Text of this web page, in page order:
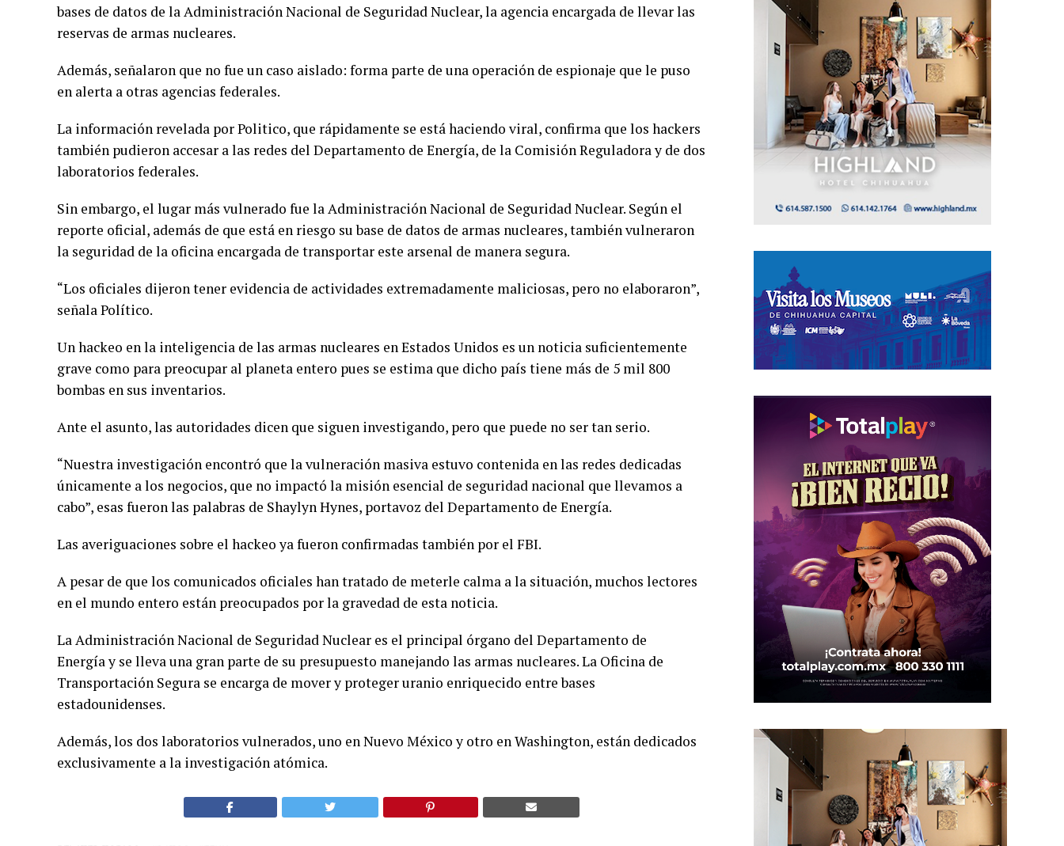
bases de datos de la Administración Nacional de Seguridad Nuclear, la agencia encargada de llevar las
reservas de armas nucleares.
Además, señalaron que no fue un caso aislado: forma parte de una operación de espionaje que le puso
en alerta a otras agencias federales.
La información revelada por Politico, que rápidamente se está haciendo viral, confirma que los hackers
también pudieron accesar a las redes del Departamento de Energía, de la Comisión Reguladora y de dos
laboratorios federales.
Sin embargo, el lugar más vulnerado fue la Administración Nacional de Seguridad Nuclear. Según el
reporte oficial, además de que está en riesgo su base de datos de armas nucleares, también vulneraron
la seguridad de la oficina encargada de transportar este arsenal de manera segura.
“Los oficiales dijeron tener evidencia de actividades extremadamente maliciosas, pero no elaboraron”,
señala Político.
Un hackeo en la inteligencia de las armas nucleares en Estados Unidos es un noticia suficientemente
grave como para preocupar al planeta entero pues se estima que dicho país tiene más de 5 mil 800
bombas en sus inventarios.
Ante el asunto, las autoridades dicen que siguen investigando, pero que puede no ser tan serio.
“Nuestra investigación encontró que la vulneración masiva estuvo contenida en las redes dedicadas
únicamente a los negocios, que no impactó la misión esencial de seguridad nacional que llevamos a
cabo”, esas fueron las palabras de Shaylyn Hynes, portavoz del Departamento de Energía.
Las averiguaciones sobre el hackeo ya fueron confirmadas también por el FBI.
A pesar de que los comunicados oficiales han tratado de meterle calma a la situación, muchos lectores
en el mundo entero están preocupados por la gravedad de esta noticia.
La Administración Nacional de Seguridad Nuclear es el principal órgano del Departamento de
Energía y se lleva una gran parte de su presupuesto manejando las armas nucleares. La Oficina de
Transportación Segura se encarga de mover y proteger uranio enriquecido entre bases
estadounidenses.
Además, los dos laboratorios vulnerados, uno en Nuevo México y otro en Washington, están dedicados
exclusivamente a la investigación atómica.